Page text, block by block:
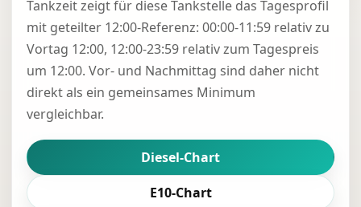
Tankzeit zeigt für diese Tankstelle das Tagesprofil
mit geteilter 12:00-Referenz: 00:00-11:59 relativ zu
Vortag 12:00, 12:00-23:59 relativ zum Tagespreis
um 12:00. Vor- und Nachmittag sind daher nicht
direkt als ein gemeinsames Minimum
vergleichbar.
Diesel-Chart
E10-Chart